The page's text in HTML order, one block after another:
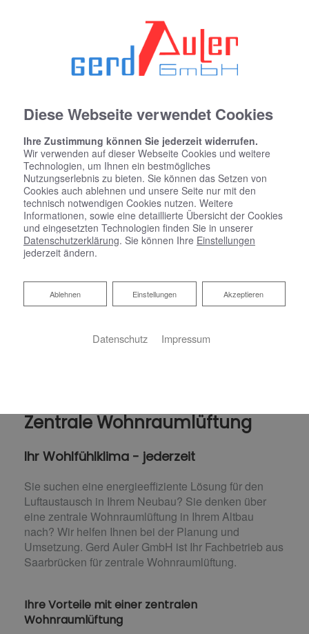
Zentrale Wohnraumlüftung
Ihr Wohlfühlklima - jederzeit
Sie suchen eine energieeffiziente Lösung für den
Luftaustausch in Ihrem Neubau? Sie denken über
eine zentrale Wohnraumlüftung in Ihrem Altbau
nach? Wir helfen Ihnen bei der Planung und
Umsetzung. Gerd Auler GmbH ist Ihr Fachbetrieb aus
Saarbrücken für zentrale Wohnraumlüftung.
Ihre Vorteile mit einer zentralen
Wohnraumlüftung
Diese Webseite verwendet Cookies
Ihre Zustimmung können Sie jederzeit widerrufen.
Wir verwenden auf dieser Webseite Cookies und weitere
Technologien, um Ihnen ein bestmögliches
Nutzungserlebnis zu bieten. Sie können das Setzen von
Cookies auch ablehnen und unsere Seite nur mit den
technisch notwendigen Cookies nutzen. Weitere
Informationen, sowie eine detaillierte Übersicht der Cookies
und eingesetzten Technologien finden Sie in unserer
Datenschutzerklärung. Sie können Ihre Einstellungen
jederzeit ändern.
Akzeptieren
Einstellungen
Ablehnen
Ablehnen
Datenschutz Impressum